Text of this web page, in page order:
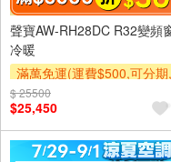
聲寶AW-RH28DC R32變頻
冷暖
滿萬免運(運費$500,可分
裝跨區費另計,單品未滿1萬
及使用6期以上分期0利率,需
基本安裝運費)
滿額折$500
$ 25500
$25,450